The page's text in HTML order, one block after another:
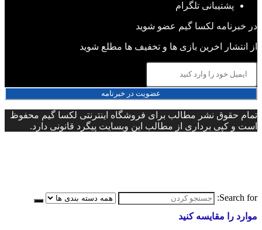
پشتیبانی تلگرام
در خبرنامه لکسا گیم عضو شوید
از انتشار اخرین بازی ها و تخفیف ها مطلع شوید
عضویت در خبرنامه
تمام حقوق نشر مطالب برای فروشگاه اینترنتی لکسا گیم محفوظ
است و کپی برداری از مطالب این وبسایت پیگرد قانونی دارد.
Search for:
موارد را مقایسه کنید